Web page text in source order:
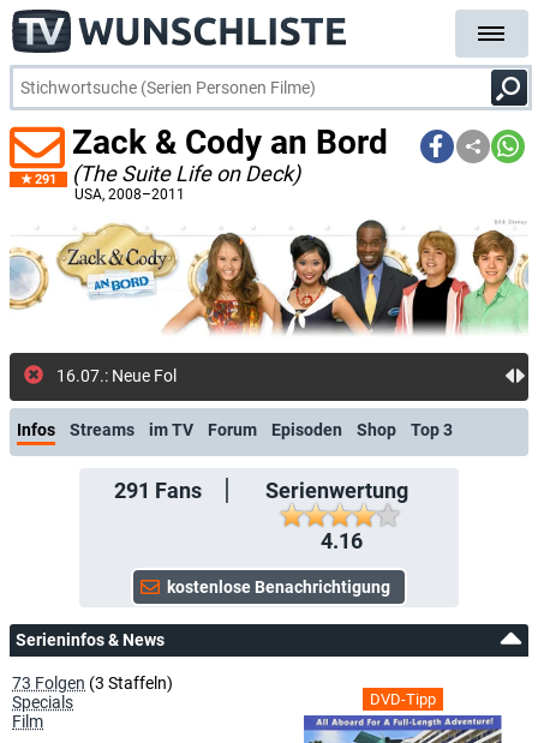
291
Zack & Cody an Bord
(The Suite Life on Deck)
USA, 2008–2011
16.07.: Neue Folge: Dates mit Hindernissen (Disne
Infos Streams im TV Forum Episoden Shop Top 3
291 Fans
Serienwertung
4.16
Serieninfos & News
DVD-Tipp
73 Folgen (3 Staffeln)
Specials
Film